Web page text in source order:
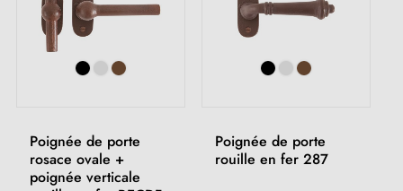
Poignée de porte
rosace ovale +
poignée verticale
Poignée de porte
rouille en fer 287